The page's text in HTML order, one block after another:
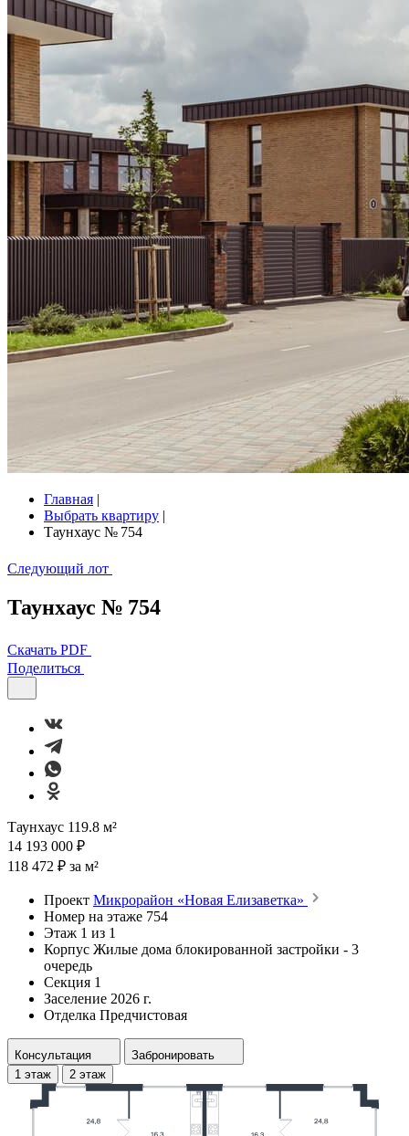
Главная |
Выбрать квартиру |
Таунхаус № 754
Следующий лот
Таунхаус № 754
Скачать PDF
Поделиться
Таунхаус 119.8 м²
14 193 000 ₽
118 472 ₽ за м²
Проект Микрорайон «Новая Елизаветка»
Номер на этаже 754
Этаж 1 из 1
Корпус Жилые дома блокированной застройки - 3
очередь
Секция 1
Заселение 2026 г.
Отделка Предчистовая
Консультация
Забронировать
1 этаж
2 этаж